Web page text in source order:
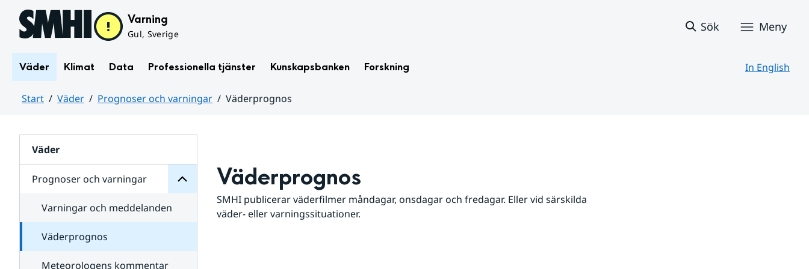
Hoppa till sidans innehåll Varning
Gul, Sverige
Sök Meny
Väder Klimat Data Professionella tjänster Kunskapsbanken Forskning In English
Start Väder Prognoser och varningar
Väderprognos
Väder
Prognoser och varningar
för
varningar
Varningar och meddelanden
Väderprognos
Meteorologens kommentar
Väderprognos
SMHI publicerar väderfilmer måndagar, onsdagar och fredagar. Eller vid särskilda
väder- eller varningssituationer.